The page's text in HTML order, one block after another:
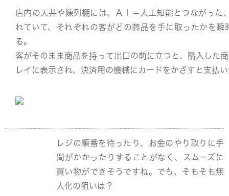
店内の天井や陳列棚には、ＡＩ＝人工知能とつながった
れていて、それぞれの客がどの商品を手に取ったかを
る。
客がそのまま商品を持って出口の前に立つと、購入した
レイに表示され、決済用の機械にカードをかざすと支払
レジの順番を待ったり、お金のやり取りに手
間がかかったりすることがなく、スムーズに
買い物ができそうですね。でも、そもそも無
人化の狙いは？